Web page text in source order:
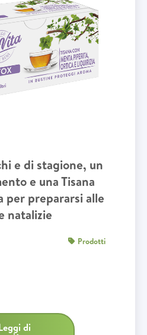
e di stagione, un
e una Tisana
prepararsi alle
natalizie
Prodotti
di